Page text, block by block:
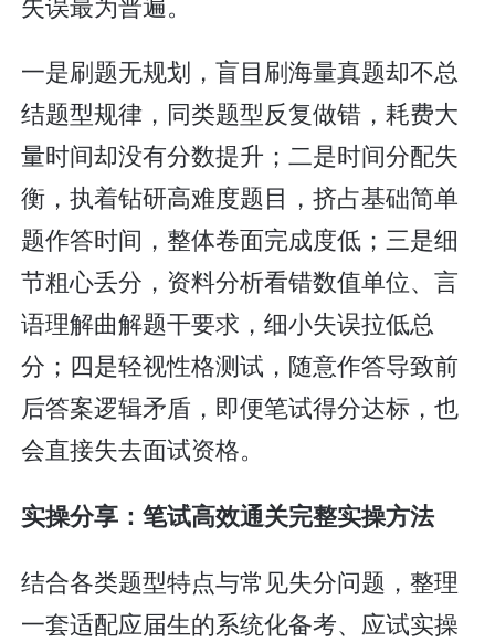
一是刷题无规划，盲目刷海量真题却不总
结题型规律，同类题型反复做错，耗费大
量时间却没有分数提升；二是时间分配失
衡，执着钻研高难度题目，挤占基础简单
题作答时间，整体卷面完成度低；三是细
节粗心丢分，资料分析看错数值单位、言
语理解曲解题干要求，细小失误拉低总
分；四是轻视性格测试，随意作答导致前
后答案逻辑矛盾，即便笔试得分达标，也
会直接失去面试资格。
实操分享：笔试高效通关完整实操方法
结合各类题型特点与常见失分问题，整理
一套适配应届生的系统化备考、应试实操